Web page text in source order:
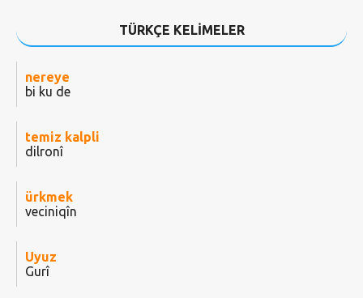
TÜRKÇE KELİMELER
nereye
bi ku de
temiz kalpli
dilronî
ürkmek
veciniqîn
Uyuz
Gurî